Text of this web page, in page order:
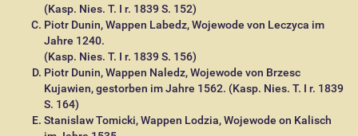
(Kasp. Nies. T. I r. 1839 S. 152)
Piotr Dunin, Wappen Labedz, Wojewode von Leczyca im
Jahre 1240.
(Kasp. Nies. T. I r. 1839 S. 156)
Piotr Dunin, Wappen Naledz, Wojewode von Brzesc
Kujawien, gestorben im Jahre 1562. (Kasp. Nies. T. I r. 1839
S. 164)
Stanislaw Tomicki, Wappen Lodzia, Wojewode on Kalisch